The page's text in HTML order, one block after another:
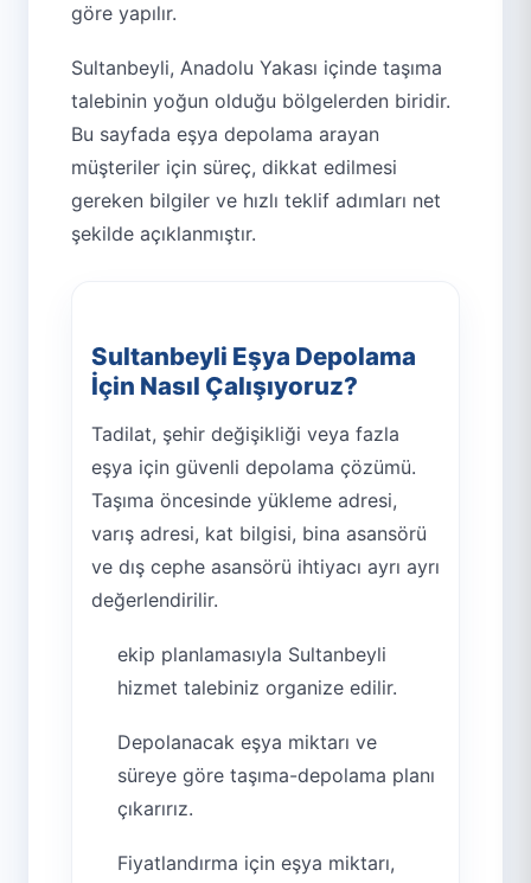
göre yapılır.
Sultanbeyli, Anadolu Yakası içinde taşıma
talebinin yoğun olduğu bölgelerden biridir.
Bu sayfada eşya depolama arayan
müşteriler için süreç, dikkat edilmesi
gereken bilgiler ve hızlı teklif adımları net
şekilde açıklanmıştır.
Sultanbeyli Eşya Depolama
İçin Nasıl Çalışıyoruz?
Tadilat, şehir değişikliği veya fazla
eşya için güvenli depolama çözümü.
Taşıma öncesinde yükleme adresi,
varış adresi, kat bilgisi, bina asansörü
ve dış cephe asansörü ihtiyacı ayrı ayrı
değerlendirilir.
ekip planlamasıyla Sultanbeyli
hizmet talebiniz organize edilir.
Depolanacak eşya miktarı ve
süreye göre taşıma-depolama planı
çıkarırız.
Fiyatlandırma için eşya miktarı,